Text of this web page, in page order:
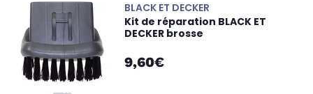
BLACK ET DECKER
Kit de réparation BLACK ET
DECKER brosse
9,60€